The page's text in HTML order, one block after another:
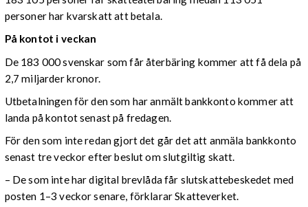
personer har kvarskatt att betala.
På kontot i veckan
De 183 000 svenskar som får återbäring kommer att få dela på
2,7 miljarder kronor.
Utbetalningen för den som har anmält bankkonto kommer att
landa på kontot senast på fredagen.
För den som inte redan gjort det går det att anmäla bankkonto
senast tre veckor efter beslut om slutgiltig skatt.
– De som inte har digital brevlåda får slutskattebeskedet med
posten 1–3 veckor senare, förklarar Skatteverket.